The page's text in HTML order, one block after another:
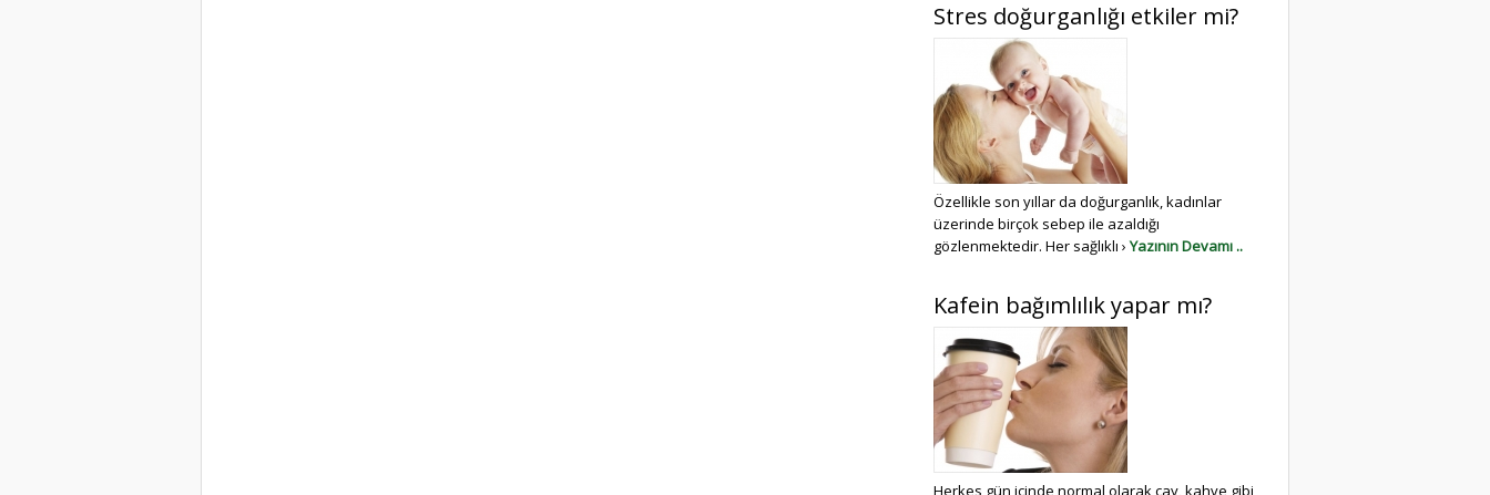
Stres doğurganlığı etkiler mi?
Özellikle son yıllar da doğurganlık, kadınlar
üzerinde birçok sebep ile azaldığı
gözlenmektedir. Her sağlıklı ›Yazının Devamı ..
Kafein bağımlılık yapar mı?
Herkes gün içinde normal olarak çay, kahve gibi